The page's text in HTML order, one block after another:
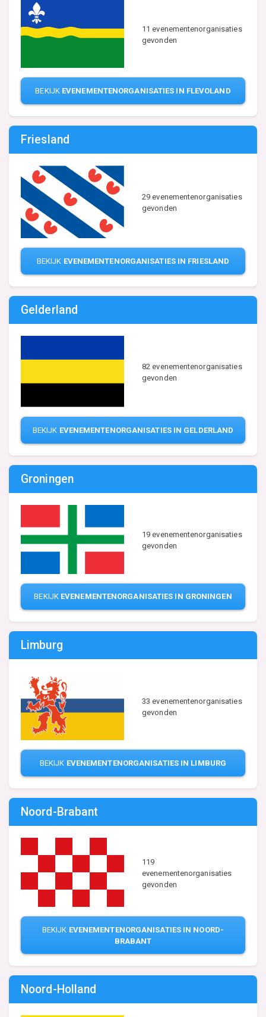
11 evenementenorganisaties
gevonden
BEKIJK EVENEMENTENORGANISATIES IN FLEVOLAND
Friesland
29 evenementenorganisaties
gevonden
BEKIJK EVENEMENTENORGANISATIES IN FRIESLAND
Gelderland
82 evenementenorganisaties
gevonden
BEKIJK EVENEMENTENORGANISATIES IN GELDERLAND
Groningen
19 evenementenorganisaties
gevonden
BEKIJK EVENEMENTENORGANISATIES IN GRONINGEN
Limburg
33 evenementenorganisaties
gevonden
BEKIJK EVENEMENTENORGANISATIES IN LIMBURG
Noord-Brabant
119
evenementenorganisaties
gevonden
BEKIJK EVENEMENTENORGANISATIES IN NOORD-
BRABANT
Noord-Holland